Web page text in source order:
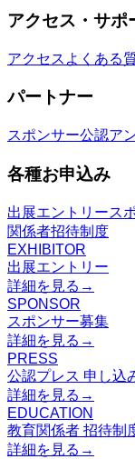
アクセス・サポ
アクセス よくある
パートナー
スポンサー公認ア
各種お申込み
出展エントリース
関係者招待制度
EXHIBITOR
出展エントリー
詳細を見る →
SPONSOR
スポンサー募集
詳細を見る →
PRESS
公認プレス 申し込
詳細を見る →
EDUCATION
教育関係者 招待制
詳細を見る →